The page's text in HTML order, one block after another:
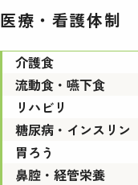
医療・看護体制
介護食
流動食・嚥下食
リハビリ
糖尿病・インスリン
胃ろう
鼻腔・経管栄養